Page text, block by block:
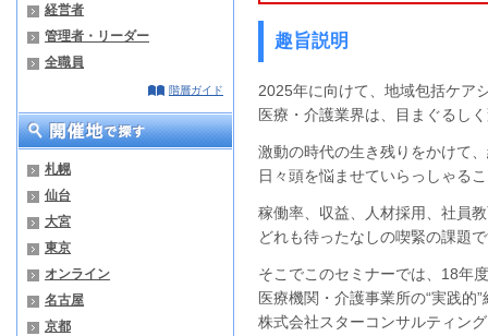
経営者
管理者・リーダー
全職員
階層ガイド
札幌
仙台
大宮
東京
オンライン
名古屋
京都
趣旨説明
2025年に向けて、地域包括ケア
医療・介護業界は、目まぐるし
激動の時代の生き残りをかけて
日々頭を悩ませていらっしゃる
稼働率、収益、人材採用、社員
どれも待ったなしの喫緊の課題
そこでこのセミナーでは、18年
医療機関・介護事業所の“実践的
株式会社スターコンサルティン